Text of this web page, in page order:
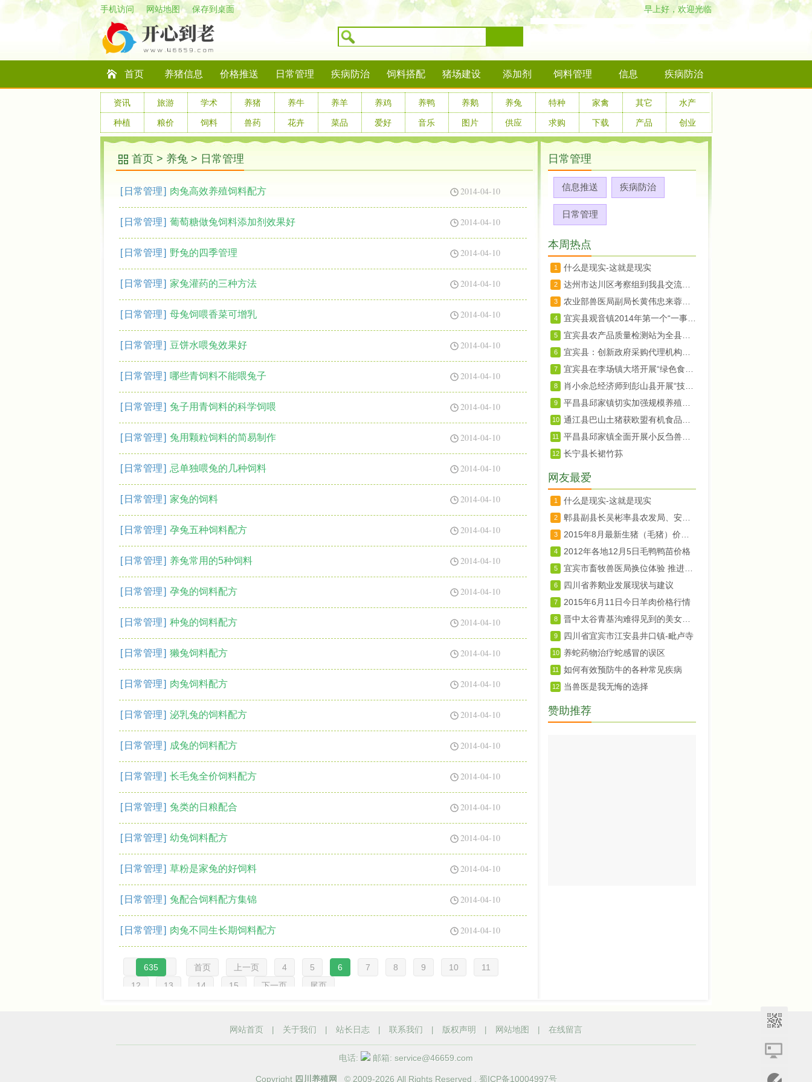
手机访问 网站地图 保存到桌面 早上好，欢迎光临
首页 养猪信息 价格推送 日常管理 疾病防治 饲料搭配 猪场建设 添加剂 饲料管理 信息 疾病防治
资讯 旅游 学术 养猪 养牛 养羊 养鸡 养鸭 养鹅 养兔 特种 家禽 其它 水产
种植 粮价 饲料 兽药 花卉 菜品 爱好 音乐 图片 供应 求购 下载 产品 创业
首页 > 养兔 > 日常管理
[ 日常管理] 肉兔高效养殖饲料配方 2014-04-10
[ 日常管理] 葡萄糖做兔饲料添加剂效果好 2014-04-10
[ 日常管理] 野兔的四季管理 2014-04-10
[ 日常管理] 家兔灌药的三种方法 2014-04-10
[ 日常管理] 母兔饲喂香菜可增乳 2014-04-10
[ 日常管理] 豆饼水喂兔效果好 2014-04-10
[ 日常管理] 哪些青饲料不能喂兔子 2014-04-10
[ 日常管理] 兔子用青饲料的科学饲喂 2014-04-10
[ 日常管理] 兔用颗粒饲料的简易制作 2014-04-10
[ 日常管理] 忌单独喂兔的几种饲料 2014-04-10
[ 日常管理] 家兔的饲料 2014-04-10
[ 日常管理] 孕兔五种饲料配方 2014-04-10
[ 日常管理] 养兔常用的5种饲料 2014-04-10
[ 日常管理] 孕兔的饲料配方 2014-04-10
[ 日常管理] 种兔的饲料配方 2014-04-10
[ 日常管理] 獭兔饲料配方 2014-04-10
[ 日常管理] 肉兔饲料配方 2014-04-10
[ 日常管理] 泌乳兔的饲料配方 2014-04-10
[ 日常管理] 成兔的饲料配方 2014-04-10
[ 日常管理] 长毛兔全价饲料配方 2014-04-10
[ 日常管理] 兔类的日粮配合 2014-04-10
[ 日常管理] 幼兔饲料配方 2014-04-10
[ 日常管理] 草粉是家兔的好饲料 2014-04-10
[ 日常管理] 兔配合饲料配方集锦 2014-04-10
[ 日常管理] 肉兔不同生长期饲料配方 2014-04-10
635 首页 上一页 4 5 6 7 8 9 10
11
12
13 14 15 下一页 尾页
日常管理
信息推送 疾病防治
日常管理
本周热点
1 什么是现实-这就是现实
2
3
4
5
6
7
8
9
10
11
12 长宁县长裙竹荪
网友最爱
1 什么是现实-这就是现实
2
3
4 2012年各地12月5日毛鸭鸭苗价格
5
6 四川省养鹅业发展现状与建议
7 2015年6月11日今日羊肉价格行情
8
9 四川省宜宾市江安县井口镇-毗卢寺
10 养蛇药物治疗蛇感冒的误区
11 如何有效预防牛的各种常见疾病
12 当兽医是我无悔的选择
赞助推荐
网站首页 | 关于我们 | 站长日志 | 联系我们 | 版权声明 | 网站地图 | 在线留言
电话: 邮箱: service@46659.com
Copyright 四川养殖网 © 2009-2026 All Rights Reserved . 蜀ICP备10004997号